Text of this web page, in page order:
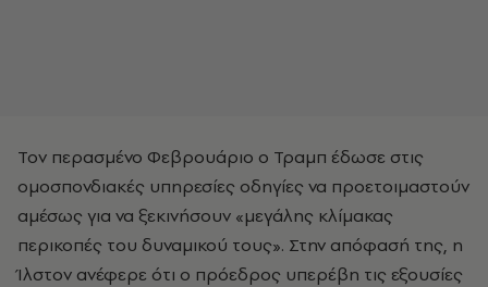
Τον περασμένο Φεβρουάριο ο Τραμπ έδωσε στις
ομοσπονδιακές υπηρεσίες οδηγίες να προετοιμαστούν
αμέσως για να ξεκινήσουν «μεγάλης κλίμακας
περικοπές του δυναμικού τους». Στην απόφασή της, η
Ίλστον ανέφερε ότι ο πρόεδρος υπερέβη τις εξουσίες